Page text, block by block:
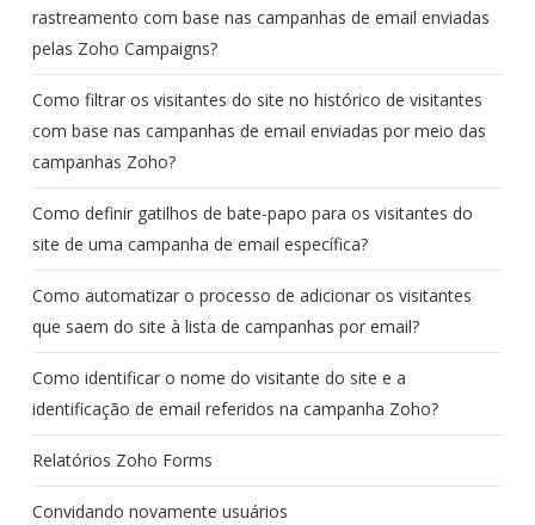
rastreamento com base nas campanhas de email enviadas
pelas Zoho Campaigns?
Como filtrar os visitantes do site no histórico de visitantes
com base nas campanhas de email enviadas por meio das
campanhas Zoho?
Como definir gatilhos de bate-papo para os visitantes do
site de uma campanha de email específica?
Como automatizar o processo de adicionar os visitantes
que saem do site à lista de campanhas por email?
Como identificar o nome do visitante do site e a
identificação de email referidos na campanha Zoho?
Relatórios Zoho Forms
Convidando novamente usuários